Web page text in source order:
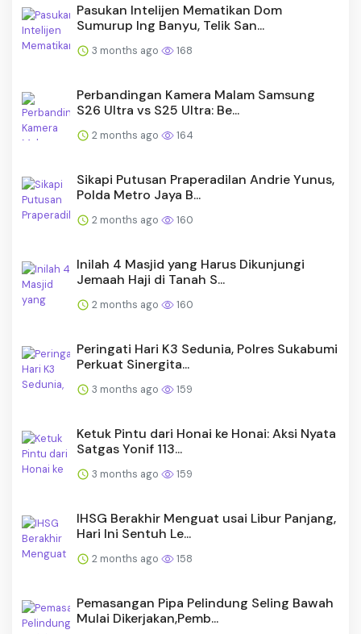
Pasukan Intelijen Mematikan Dom
Sumurup Ing Banyu, Telik San...
3 months ago 168
Perbandingan Kamera Malam Samsung
S26 Ultra vs S25 Ultra: Be...
2 months ago 164
Sikapi Putusan Praperadilan Andrie Yunus,
Polda Metro Jaya B...
2 months ago 160
Inilah 4 Masjid yang Harus Dikunjungi
Jemaah Haji di Tanah S...
2 months ago 160
Peringati Hari K3 Sedunia, Polres Sukabumi
Perkuat Sinergita...
3 months ago 159
Ketuk Pintu dari Honai ke Honai: Aksi Nyata
Satgas Yonif 113...
3 months ago 159
IHSG Berakhir Menguat usai Libur Panjang,
Hari Ini Sentuh Le...
2 months ago 158
Pemasangan Pipa Pelindung Seling Bawah
Mulai Dikerjakan,Pemb...